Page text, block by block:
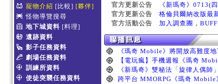
寵物介紹 [比較] [夥伴]
怪物導覽搜尋
地下城資料 [料理]
遺跡資料
影子任務資料
劇場任務資料
訓練所資料
使徒突襲任務資料
官方更新公告
《新瑪奇》0713(
官方更新公告
格倫貝爾納改版最
官方活動公告
加入調查團，